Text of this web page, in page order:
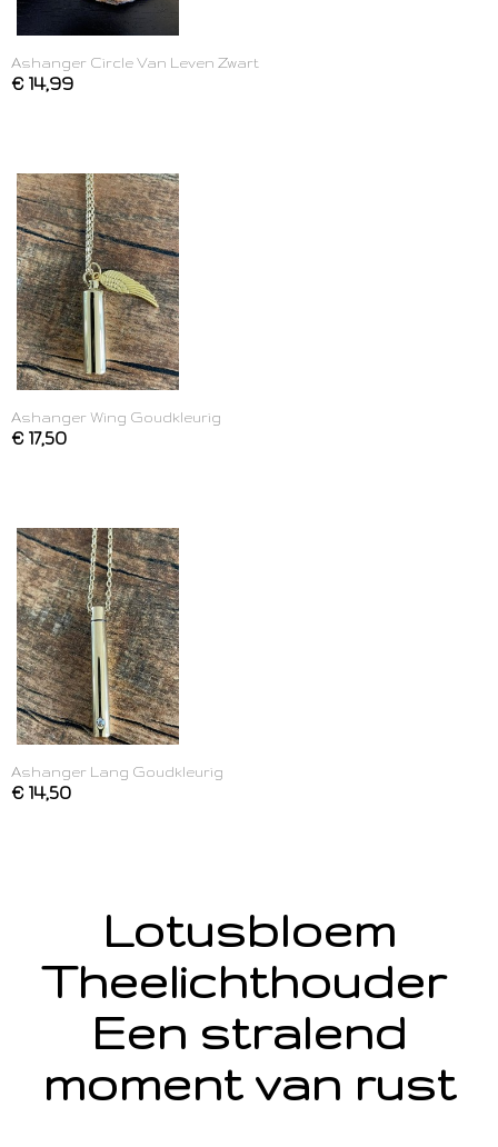
Ashanger Circle Van Leven Zwart
€ 14,99
Ashanger Wing Goudkleurig
€ 17,50
Ashanger Lang Goudkleurig
€ 14,50
Lotusbloem
Theelichthouder
Een stralend
moment van rust